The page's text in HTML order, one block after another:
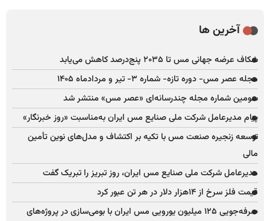
آخرین ها
شکاف عرضه جهانی مس تا ۲۰۳۵ پنج‌درصد کاهش می‌یابد
مجله عصر مس- دوره تازه- شماره ۳- تیر و مردادماه ۱۴۰۵
سومین شماره مجله چندرسانه‌ای «عصر مس» منتشر شد
پیام مدیرعامل شرکت ملی صنایع مس ایران به‌مناسبت «روز خبرنگار»
توسعه زنجیره صنعت مس با تکیه بر اکتشاف و مدل‌های نوین تأمین
مالی
مدیرعامل شرکت ملی صنایع مس ایران، روز تبریز را تبریک گفت
قیمت فلز سرخ از ۱۴هزار دلار در هر تن عبور کرد
صرفه‌جویی ۱۲۵ میلیون یورویی مس ایران با بومی‌سازی در پروژه‌های